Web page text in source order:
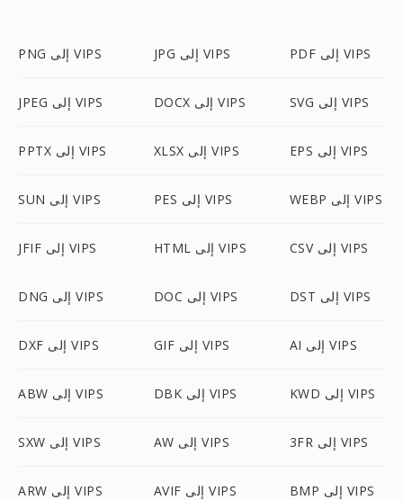
PNG إلى VIPS JPG إلى VIPS PDF إلى VIPS
JPEG إلى VIPS DOCX إلى VIPS SVG إلى VIPS
PPTX إلى VIPS XLSX إلى VIPS EPS إلى VIPS
SUN إلى VIPS PES إلى VIPS WEBP إلى VIPS
JFIF إلى VIPS HTML إلى VIPS CSV إلى VIPS
DNG إلى VIPS DOC إلى VIPS DST إلى VIPS
DXF إلى VIPS GIF إلى VIPS AI إلى VIPS
ABW إلى VIPS DBK إلى VIPS KWD إلى VIPS
SXW إلى VIPS AW إلى VIPS 3FR إلى VIPS
ARW إلى VIPS AVIF إلى VIPS BMP إلى VIPS